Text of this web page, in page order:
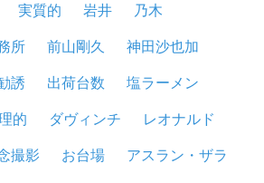
実質的 岩井
乃木
所 前山剛久
神田沙也加
誘 出荷台数
塩ラーメン
的 ダヴィンチ
レオナルド
撮影 お台場
アスラン・ザラ